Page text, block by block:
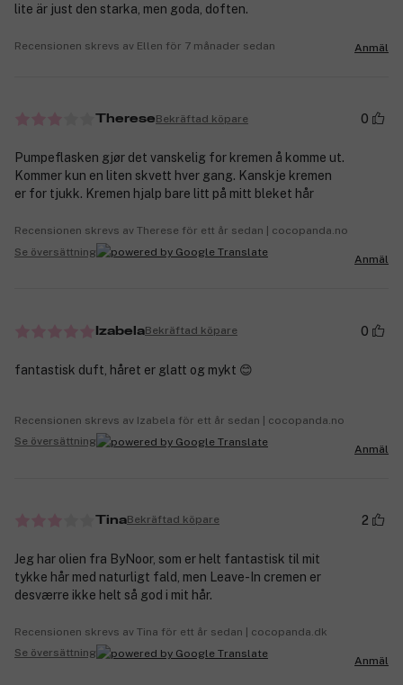
lite är just den starka, men goda, doften.
Recensionen skrevs av Ellen för 7 månader sedan Anmäl
ThereseBekräftad köpare 0
Pumpeflasken gjør det vanskelig for kremen å komme ut.
Kommer kun en liten skvett hver gang. Kanskje kremen
er for tjukk. Kremen hjalp bare litt på mitt bleket hår
Recensionen skrevs av Therese för ett år sedan | cocopanda.no
Se översättning
Anmäl
IzabelaBekräftad köpare 0
fantastisk duft, håret er glatt og mykt 😊
Recensionen skrevs av Izabela för ett år sedan | cocopanda.no
Se översättning
Anmäl
TinaBekräftad köpare 2
Jeg har olien fra ByNoor, som er helt fantastisk til mit
tykke hår med naturligt fald, men Leave-In cremen er
desværre ikke helt så god i mit hår.
Recensionen skrevs av Tina för ett år sedan | cocopanda.dk
Se översättning
Anmäl